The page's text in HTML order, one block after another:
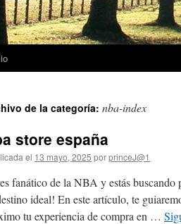
de la categoría: nba-index
store españa
el 13 mayo, 2025 porprinceJ@1
fanático de la NBA y estás
ideal! En este artículo, te
tu experiencia de compra en …